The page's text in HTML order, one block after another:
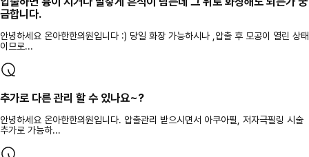
금합니다.
안녕하세요 온아한한의원입니다 :) 당일 화장 가능하시나 ,압출 후 모공이 열린 상태
이므로...
추가로 다른 관리 할 수 있나요~?
안녕하세요 온아한한의원입니다. 압출관리 받으시면서 아쿠아필, 저자극필링 시술
추가로 가능하...